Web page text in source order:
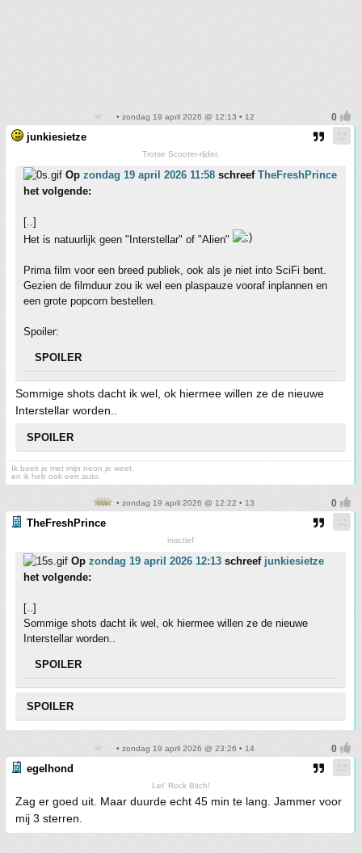
• zondag 19 april 2026 @ 12:13 • 12
junkiesietze
Trotse Scooter-rijder.
Op zondag 19 april 2026 11:58 schreef TheFreshPrince
het volgende:
[..]
Het is natuurlijk geen "Interstellar" of "Alien"
Prima film voor een breed publiek, ook als je niet into SciFi bent.
Gezien de filmduur zou ik wel een plaspauze vooraf inplannen en
een grote popcorn bestellen.
Spoiler:
SPOILER
Sommige shots dacht ik wel, ok hiermee willen ze de nieuwe
Interstellar worden..
SPOILER
Ik boek je met mijn neon je weet.
en ik heb ook een auto.
• zondag 19 april 2026 @ 12:22 • 13
TheFreshPrince
inactief
Op zondag 19 april 2026 12:13 schreef junkiesietze
het volgende:
[..]
Sommige shots dacht ik wel, ok hiermee willen ze de nieuwe
Interstellar worden..
SPOILER
SPOILER
• zondag 19 april 2026 @ 23:26 • 14
egelhond
Let' Rock Bitch!
Zag er goed uit. Maar duurde echt 45 min te lang. Jammer voor
mij 3 sterren.